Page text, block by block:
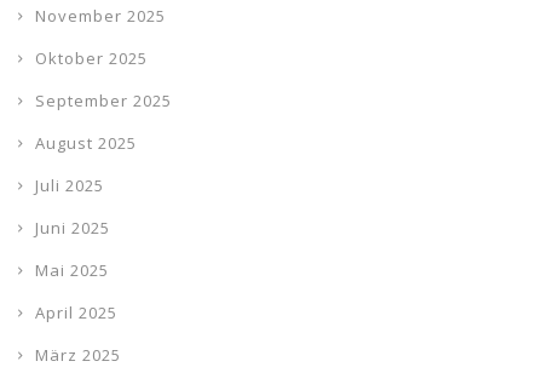
November 2025
Oktober 2025
September 2025
August 2025
Juli 2025
Juni 2025
Mai 2025
April 2025
März 2025